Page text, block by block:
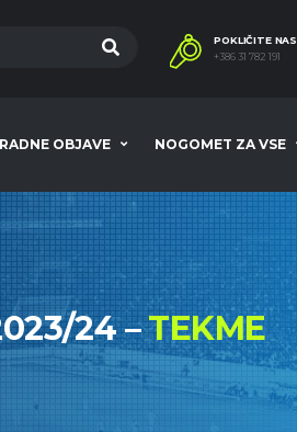
POKLIČITE NAS
+386 31 782 191
OBJAVE NOGOMET ZA VSE
24 –TEKME